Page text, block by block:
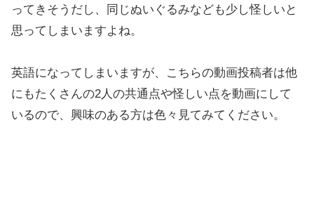
ってきそうだし、同じぬいぐるみなども少し怪しいと
思ってしまいますよね。
英語になってしまいますが、こちらの動画投稿者は他
にもたくさんの2人の共通点や怪しい点を動画にして
いるので、興味のある方は色々見てみてください。